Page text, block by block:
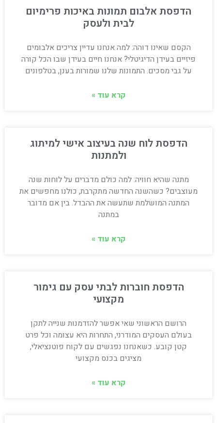
הדפסת אלבום תמונות באיכות פרימיום
לבית ולעסק
הקסם שאינו דוהה: למה אנחנו עדיין צריכים אלבומים
פיזיים בעידן הדיגיטלי? אנחנו חיים בעידן שבו הכל קורה
על גבי מסכים. התמונות שלנו שמורות בענן, בטלפונים
קרא עוד »
הדפסת לוח שנה בעיצוב אישי למיתוג
ולמתנות
מתנה שהיא חוויה: למה כולם מדברים על לוחות שנה
מעוצבים? כשהשנה החדשה מתקרבת, כולנו מחפשים את
המתנה המושלמת שתעשה את ההבדל. בין אם מדובר
במתנה
קרא עוד »
הדפסת חוברות לבתי עסק עם גימור
מקצועי
הרושם הראשוני שאי אפשר להזדמנות שנייה לתקן
בעולם העסקים המודרני, התחרות היא עצומה וכל פרט
קטן קובע. כשאנחנו נפגשים עם לקוח פוטנציאלי,
מציגים בכנס מקצועי
קרא עוד »